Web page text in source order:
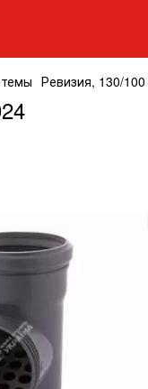
Ревизия, 130/